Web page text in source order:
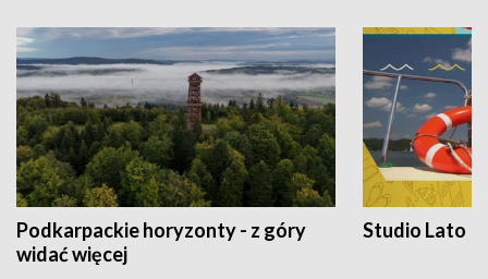
Podkarpackie horyzonty - z góry
widać więcej
Studio Lato